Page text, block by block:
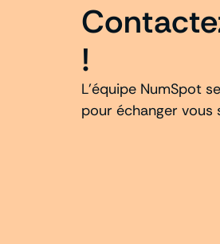
!
L’équipe NumSpot
pour échanger vous